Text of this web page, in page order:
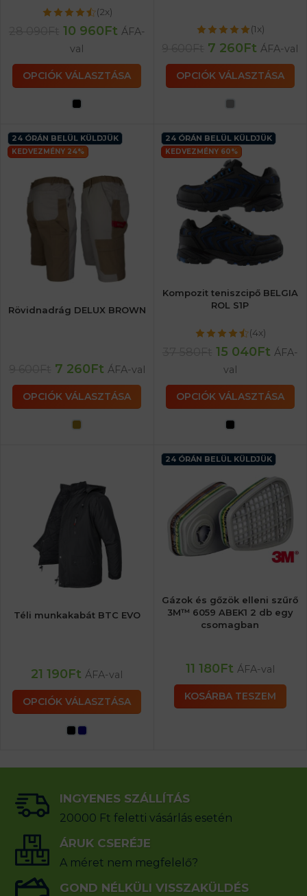
(2x)
10 960Ft ÁFA-
val
OPCIÓK VÁLASZTÁSA
(1x)
7 260Ft ÁFA-val
OPCIÓK VÁLASZTÁSA
24 ÓRÁN BELÜL KÜLDJÜK
KEDVEZMÉNY 24%
Rövidnadrág DELUX BROWN
7 260Ft ÁFA-val
OPCIÓK VÁLASZTÁSA
24 ÓRÁN BELÜL KÜLDJÜK
KEDVEZMÉNY 60%
Kompozit teniszcipő BELGIA
ROL S1P
(4x)
15 040Ft ÁFA-
val
OPCIÓK VÁLASZTÁSA
Téli munkakabát BTC EVO
21 190Ft ÁFA-val
OPCIÓK VÁLASZTÁSA
24 ÓRÁN BELÜL KÜLDJÜK
Gázok és gőzök elleni szűrő
3M™ 6059 ABEK1 2 db egy
csomagban
11 180Ft ÁFA-val
KOSÁRBA TESZEM
INGYENES SZÁLLÍTÁS
20000 Ft feletti vásárlás esetén
ÁRUK CSERÉJE
A méret nem megfelelő?
GOND NÉLKÜLI VISSZAKÜLDÉS